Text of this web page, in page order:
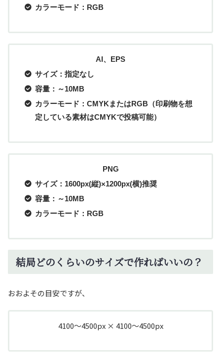
カラーモード：RGB
AI、EPS
サイズ：指定なし
容量：～10MB
カラーモード：CMYKまたはRGB（印刷物を想
定している素材はCMYKで投稿可能）
PNG
サイズ：1600px(縦)×1200px(横)推奨
容量：～10MB
カラーモード：RGB
結局どのくらいのサイズで作ればいいの？
おおよその目安ですが、
4100～4500px × 4100～4500px